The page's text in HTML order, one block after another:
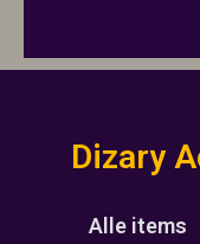
Dizary
Alle items